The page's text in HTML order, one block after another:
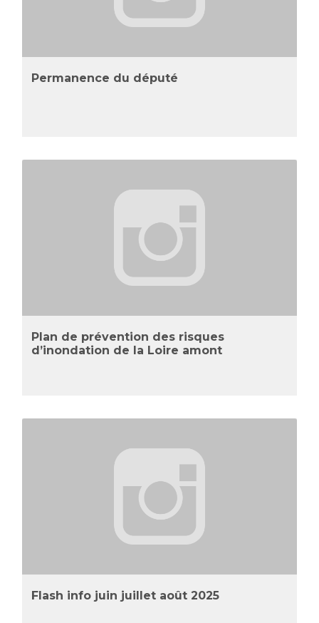
Permanence du député
Plan de prévention des risques
d’inondation de la Loire amont
Flash info juin juillet août 2025